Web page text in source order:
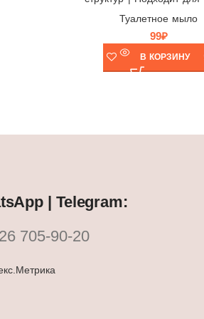
Туалетное мыло
99₽
В КОРЗИНУ
| Telegram:
705-90-20